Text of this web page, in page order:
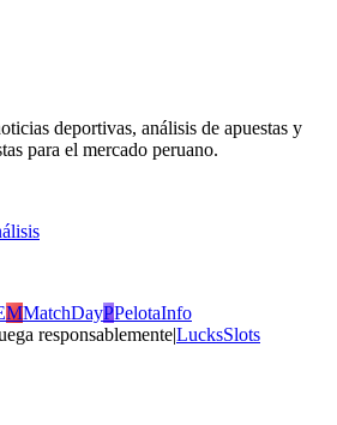
deportivas, análisis de apuestas y
para el mercado peruano.
MMatchDayPPelotaInfo
responsablemente|LucksSlots